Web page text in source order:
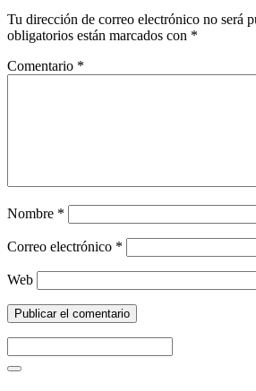
Tu dirección de correo electrónico no será
obligatorios están marcados con *
Comentario *
Nombre *
Correo electrónico *
Web